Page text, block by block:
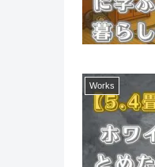
Works